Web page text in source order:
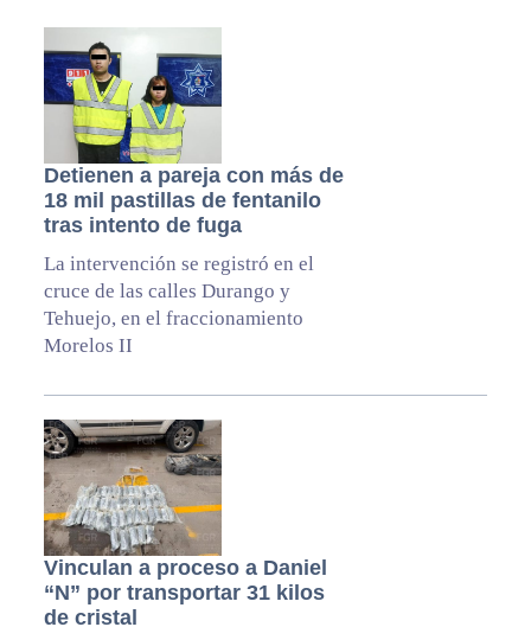
Detienen a pareja con más de
18 mil pastillas de fentanilo
tras intento de fuga
La intervención se registró en el
cruce de las calles Durango y
Tehuejo, en el fraccionamiento
Morelos II
Vinculan a proceso a Daniel
“N” por transportar 31 kilos
de cristal